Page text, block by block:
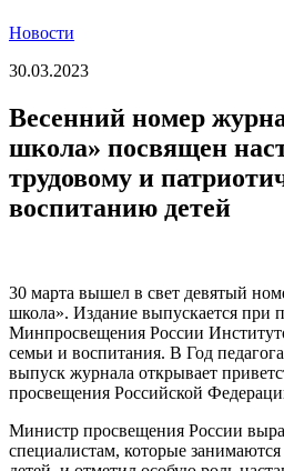
Новости
30.03.2023
Весенний номер
школа» посвящен
трудовому и
воспитанию детей
30 марта вышел в свет девятый
школа». Издание выпускается при
Минпросвещения России
семьи и воспитания. В Год
выпуск журнала открывает
просвещения Российской
Министр просвещения России
специалистам, которые